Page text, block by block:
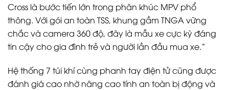
Cross là bước tiến lớn trong phân khúc MPV phổ
thông. Với gói an toàn TSS, khung gầm TNGA vững
chắc và camera 360 độ, đây là mẫu xe cực kỳ đáng
tin cậy cho gia đình trẻ và người lần đầu mua xe.”
Hệ thống 7 túi khí cùng phanh tay điện tử cũng được
đánh giá cao nhờ nâng cao tính an toàn bị động và